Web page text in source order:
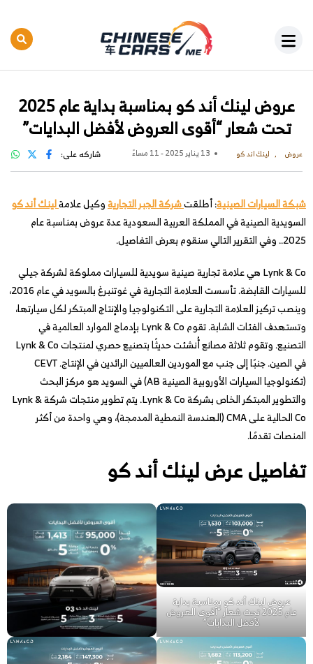
عروض لينك أند كو بمناسبة بداية عام 2025
تحت شعار “أقوى العروض لأفضل البدايات”
عروض لينك اند كو 13 يناير 2025 - 11 مساءً شاركه على:
شبكة السيارات الصينية: أطلقتشركة الجبر التجاريةوكيل علامةلينك أند كو
السويدية الصينية في المملكة العربية السعودية عدة عروض بمناسبة عام
2025.. وفي التقرير التالي سنقوم بعرض التفاصيل.
Lynk & Co هي علامة تجارية صينية سويدية للسيارات مملوكة لشركة جيلي
للسيارات القابضة. تأسست العلامة التجارية في غوتنبرغ بالسويد في عام 2016،
وينصب تركيز العلامة التجارية على التكنولوجيا والإنتاج المبتكر لكل سيارتها،
وتستهدف الفئات الشابة. تقوم Lynk & Co بإدماج الموارد العالمية في
التصنيع. وتقوم ثلاثة مصانع أُنشئت حديثًا بتصنيع حصري لمنتجات Lynk & Co
في الصين. جنبًا إلى جنب مع الموردين العالميين الرائدين في الإنتاج. CEVT
(تكنولوجيا السيارات الأوروبية الصينية AB) في السويد هو مركز البحث
والتطوير المبتكر الخاص بشركة Lynk & Co. يتم تطوير منتجات شركة Lynk &
Co الحالية على CMA (الهندسة النمطية المدمجة)، وهي واحدة من أكثر
المنصات تقدمًا.
تفاصيل عرض لينك أند كو
عروض لينك أند كو بمناسبة بداية
عام 2025 تحت شعار “أقوى العروض
لأفضل البدايات”